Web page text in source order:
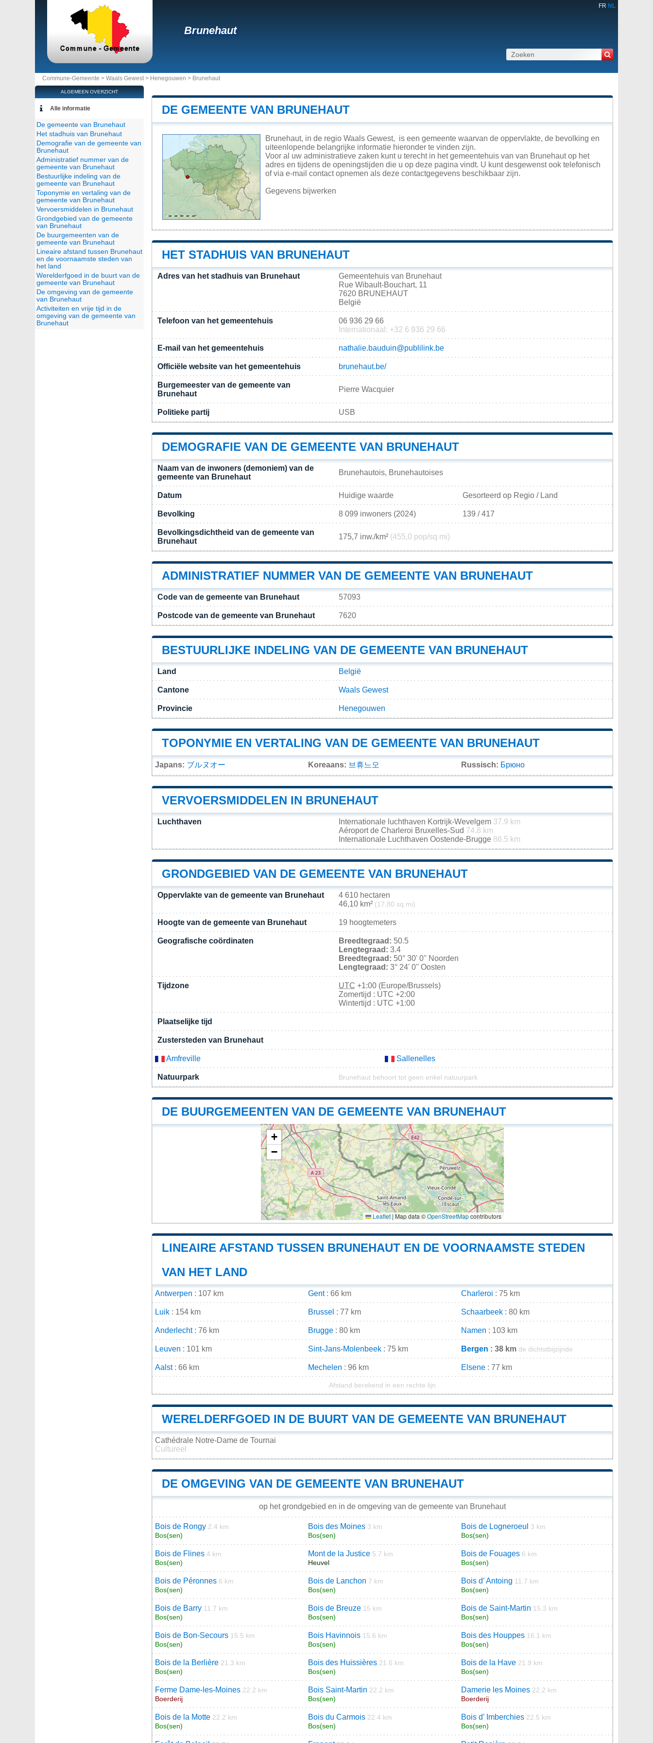
FR NL
Brunehaut
Commune-Gemeente > Waals Gewest> Henegouwen > Brunehaut
DE GEMEENTE VAN BRUNEHAUT
Brunehaut, in de regio Waals Gewest, is een gemeente waarvan de oppervlakte, de bevolking en
uiteenlopende belangrijke informatie hieronder te vinden zijn.
Voor al uw administratieve zaken kunt u terecht in het gemeentehuis van van Brunehaut op het
adres en tijdens de openingstijden die u op deze pagina vindt. U kunt desgewenst ook telefonisch
of via e-mail contact opnemen als deze contactgegevens beschikbaar zijn.
Gegevens bijwerken
HET STADHUIS VAN BRUNEHAUT
Adres van het stadhuis van Brunehaut
Gemeentehuis van Brunehaut
Rue Wibault-Bouchart, 11
7620 BRUNEHAUT
België
Telefoon van het gemeentehuis
06 936 29 66
Internationaal: +32 6 936 29 66
E-mail van het gemeentehuis nathalie.bauduin@publilink.be
Officiële website van het gemeentehuis brunehaut.be/
Burgemeester van de gemeente van
Brunehaut
Pierre Wacquier
Politieke partij USB
DEMOGRAFIE VAN DE GEMEENTE VAN BRUNEHAUT
Naam van de inwoners (demoniem) van de
gemeente van Brunehaut
Brunehautois, Brunehautoises
Datum Huidige waarde Gesorteerd op Regio / Land
Bevolking 8 099 inwoners (2024) 139 / 417
Bevolkingsdichtheid van de gemeente van
Brunehaut
175,7 inw./km² (455,0 pop/sq mi)
ADMINISTRATIEF NUMMER VAN DE GEMEENTE VAN BRUNEHAUT
Code van de gemeente van Brunehaut 57093
Postcode van de gemeente van Brunehaut 7620
BESTUURLIJKE INDELING VAN DE GEMEENTE VAN BRUNEHAUT
Land België
Cantone Waals Gewest
Provincie Henegouwen
TOPONYMIE EN VERTALING VAN DE GEMEENTE VAN BRUNEHAUT
Japans: ブルヌオー Koreaans: 브휴느오 Russisch: Брюно
VERVOERSMIDDELEN IN BRUNEHAUT
Luchthaven Internationale luchthaven Kortrijk-Wevelgem 37.9 km
Aéroport de Charleroi Bruxelles-Sud 74.8 km
Internationale Luchthaven Oostende-Brugge 86.5 km
GRONDGEBIED VAN DE GEMEENTE VAN BRUNEHAUT
Oppervlakte van de gemeente van Brunehaut
4 610 hectaren
46,10 km² (17,80 sq mi)
Hoogte van de gemeente van Brunehaut 19 hoogtemeters
Geografische coördinaten Breedtegraad: 50.5
Lengtegraad: 3.4
Breedtegraad: 50° 30' 0'' Noorden
Lengtegraad: 3° 24' 0'' Oosten
Tijdzone UTC +1:00 (Europe/Brussels)
Zomertijd : UTC +2:00
Wintertijd : UTC +1:00
Plaatselijke tijd
Zustersteden van Brunehaut
Amfreville Sallenelles
Natuurpark Brunehaut behoort tot geen enkel natuurpark
DE BUURGEMEENTEN VAN DE GEMEENTE VAN BRUNEHAUT
+
−
Leaflet | Map data ©OpenStreetMapcontributors
LINEAIRE AFSTAND TUSSEN BRUNEHAUT EN DE VOORNAAMSTE STEDEN
VAN HET LAND
Antwerpen : 107 km Gent: 66 km Charleroi : 75 km
Luik : 154 km Brussel : 77 km Schaarbeek : 80 km
Anderlecht: 76 km Brugge : 80 km Namen : 103 km
Leuven : 101 km Sint-Jans-Molenbeek : 75 km Bergen : 38 km de dichtstbijzijnde
Aalst: 66 km Mechelen : 96 km Elsene : 77 km
Afstand berekend in een rechte lijn
WERELDERFGOED IN DE BUURT VAN DE GEMEENTE VAN BRUNEHAUT
Cathédrale Notre-Dame de Tournai
Cultureel
DE OMGEVING VAN DE GEMEENTE VAN BRUNEHAUT
op het grondgebied en in de omgeving van de gemeente van Brunehaut
Bois de Rongy 2.4 km
Bos(sen)
Bois des Moines 3 km
Bos(sen)
Bois de Logneroeul
3 km
Bos(sen)
Bois de Flines 4 km
Bos(sen)
Mont de la Justice 5.7 km
Heuvel
Bois de Fouages 6 km
Bos(sen)
Bois de Péronnes 6 km
Bos(sen)
Bois de Lanchon 7 km
Bos(sen)
Bois d’ Antoing 11.7 km
Bos(sen)
Bois de Barry 11.7 km
Bos(sen)
Bois de Breuze 15 km
Bos(sen)
Bois de Saint-Martin 15.3 km
Bos(sen)
Bois de Bon-Secours 15.5 km
Bos(sen)
Bois Havinnois 15.6 km
Bos(sen)
Bois des Houppes 16.1 km
Bos(sen)
Bois de la Berlière 21.3 km
Bos(sen)
Bois des Huissières 21.6 km
Bos(sen)
Bois de la Have 21.9 km
Bos(sen)
Ferme Dame-les-Moines 22.2 km
Boerderij
Bois Saint-Martin 22.2 km
Bos(sen)
Damerie les Moines 22.2 km
Boerderij
Bois de la Motte 22.2 km
Bos(sen)
Bois du Carmois 22.4 km
Bos(sen)
Bois d’ Imberchies 22.5 km
Bos(sen)
ALGEMEEN OVERZICHT
Alle informatie
De gemeente van Brunehaut
Het stadhuis van Brunehaut
Demografie van de gemeente van
Brunehaut
Administratief nummer van de
gemeente van Brunehaut
Bestuurlijke indeling van de
gemeente van Brunehaut
Toponymie en vertaling van de
gemeente van Brunehaut
Vervoersmiddelen in Brunehaut
Grondgebied van de gemeente
van Brunehaut
De buurgemeenten van de
gemeente van Brunehaut
Lineaire afstand tussen Brunehaut
en de voornaamste steden van
het land
Werelderfgoed in de buurt van de
gemeente van Brunehaut
De omgeving van de gemeente
van Brunehaut
Activiteiten en vrije tijd in de
omgeving van de gemeente van
Brunehaut